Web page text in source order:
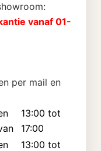
vanaf 01-
per mail en
13:00 tot
17:00
13:00 tot